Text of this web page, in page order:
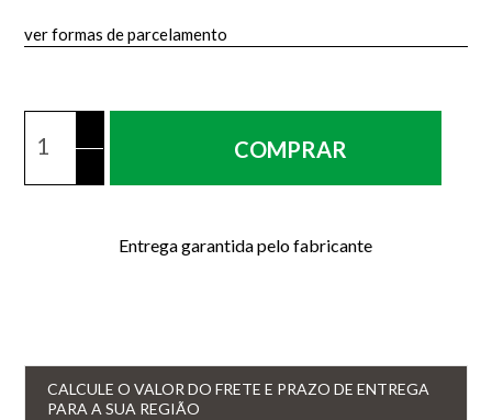
ver formas de parcelamento
COMPRAR
Entrega garantida pelo fabricante
CALCULE O VALOR DO FRETE E PRAZO DE ENTREGA
PARA A SUA REGIÃO